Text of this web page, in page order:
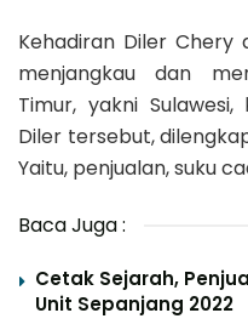
Kehadiran Diler Chery
menjangkau dan
Timur, yakni Sulawesi,
Diler tersebut,
Yaitu, penjualan, suku
Baca Juga :
Cetak Sejarah,
Unit Sepanjang 2022